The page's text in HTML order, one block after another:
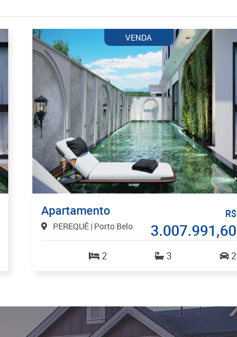
VENDA
Apartamento
PEREQUÊ | Porto Belo
R$
3.007.991,60
2 3 2